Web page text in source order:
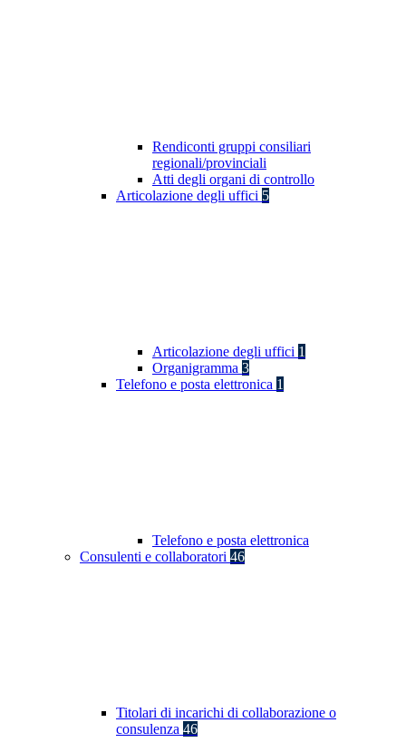
Rendiconti gruppi consiliari
regionali/provinciali
Atti degli organi di controllo
Articolazione degli uffici 5
Articolazione degli uffici 1
Organigramma 3
Telefono e posta elettronica 1
Telefono e posta elettronica
Consulenti e collaboratori 46
Titolari di incarichi di collaborazione o
consulenza 46